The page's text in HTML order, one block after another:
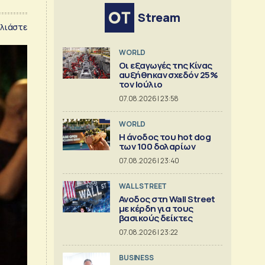
Stream
WORLD
Οι εξαγωγές της Κίνας
αυξήθηκαν σχεδόν 25%
τον Ιούλιο
07.08.2026 | 23:58
WORLD
Η άνοδος του hot dog
των 100 δολαρίων
07.08.2026 | 23:40
WALL STREET
Ανοδος στη Wall Street
με κέρδη για τους
βασικούς δείκτες
07.08.2026 | 23:22
BUSINESS